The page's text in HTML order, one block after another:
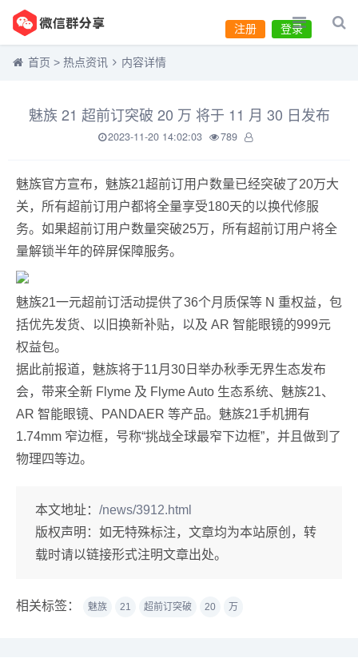
登录
注册
首页 > 热点资讯 内容详情
魅族 21 超前订突破 20 万 将于 11 月 30 日发布
2023-11-20 14:02:03 789
魅族官方宣布，魅族21超前订用户数量已经突破了20万大
关，所有超前订用户都将全量享受180天的以换代修服
务。如果超前订用户数量突破25万，所有超前订用户将全
量解锁半年的碎屏保障服务。
魅族21一元超前订活动提供了36个月质保等 N 重权益，包
括优先发货、以旧换新补贴，以及 AR 智能眼镜的999元
权益包。
据此前报道，魅族将于11月30日举办秋季无界生态发布
会，带来全新 Flyme 及 Flyme Auto 生态系统、魅族21、
AR 智能眼镜、PANDAER 等产品。魅族21手机拥有
1.74mm 窄边框，号称“挑战全球最窄下边框”，并且做到了
物理四等边。
本文地址： /news/3912.html
版权声明： 如无特殊标注，文章均为本站原创，转
载时请以链接形式注明文章出处。
相关标签： 魅族 21 超前订突破 20 万